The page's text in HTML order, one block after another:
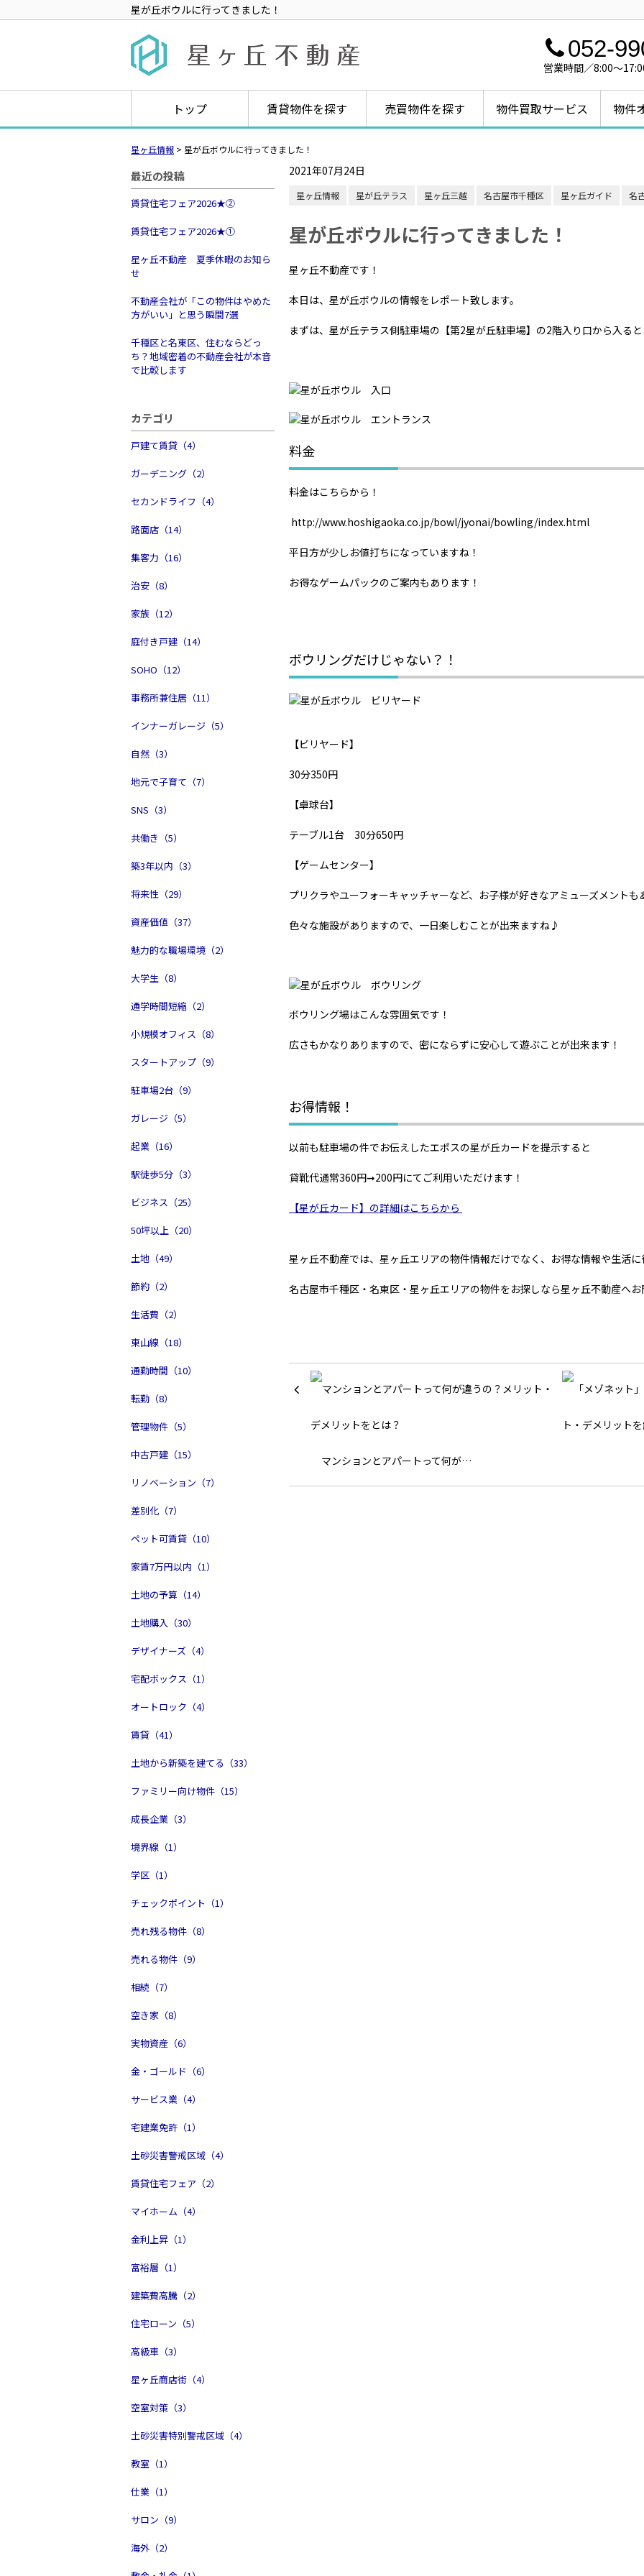
星が丘ボウルに行ってきました！
052-
営業時間／8:00～
トップ 賃貸物件を探す 売買物件を探す 物件買取サービス 物件
星ヶ丘情報 > 星が丘ボウルに行ってきました！
最近の投稿
賃貸住宅フェア2026★➁
賃貸住宅フェア2026★①
星ヶ丘不動産 夏季休暇のお知ら
せ
不動産会社が「この物件はやめた
方がいい」と思う瞬間7選
千種区と名東区、住むならどっ
ち？地域密着の不動産会社が本音
で比較します
カテゴリ
戸建て賃貸（4）
ガーデニング（2）
セカンドライフ（4）
路面店（14）
集客力（16）
治安（8）
家族（12）
庭付き戸建（14）
SOHO（12）
事務所兼住居（11）
インナーガレージ（5）
自然（3）
地元で子育て（7）
SNS（3）
共働き（5）
築3年以内（3）
将来性（29）
資産価値（37）
魅力的な職場環境（2）
大学生（8）
通学時間短縮（2）
小規模オフィス（8）
スタートアップ（9）
駐車場2台（9）
ガレージ（5）
起業（16）
駅徒歩5分（3）
ビジネス（25）
50坪以上（20）
土地（49）
節約（2）
生活費（2）
東山線（18）
通勤時間（10）
転勤（8）
管理物件（5）
中古戸建（15）
リノベーション（7）
差別化（7）
ペット可賃貸（10）
家賃7万円以内（1）
土地の予算（14）
土地購入（30）
デザイナーズ（4）
宅配ボックス（1）
オートロック（4）
賃貸（41）
土地から新築を建てる（33）
ファミリー向け物件（15）
成長企業（3）
境界線（1）
学区（1）
チェックポイント（1）
売れ残る物件（8）
売れる物件（9）
相続（7）
空き家（8）
実物資産（6）
金・ゴールド（6）
サービス業（4）
宅建業免許（1）
土砂災害警戒区域（4）
賃貸住宅フェア（2）
マイホーム（4）
金利上昇（1）
富裕層（1）
建築費高騰（2）
住宅ローン（5）
高級車（3）
星ヶ丘商店街（4）
空室対策（3）
土砂災害特別警戒区域（4）
教室（1）
仕業（1）
サロン（9）
海外（2）
2021年07月24日
星ヶ丘情報 星が丘テラス 星ヶ丘三越 名古屋市千種区 星ヶ丘ガイド 名
星が丘ボウルに行ってきました！
星ヶ丘不動産です！
本日は、星が丘ボウルの情報をレポート致します。
まずは、星が丘テラス側駐車場の【第2星が丘駐車場】の2階入り口から入ると
料金
料金はこちらから！
http://www.hoshigaoka.co.jp/bowl/jyonai/bowling/index.html
平日方が少しお値打ちになっていますね！
お得なゲームパックのご案内もあります！
ボウリングだけじゃない？！
【ビリヤード】
30分350円
【卓球台】
テーブル1台 30分650円
【ゲームセンター】
プリクラやユーフォーキャッチャーなど、お子様が好きなアミューズメントも
色々な施設がありますので、一日楽しむことが出来ますね♪
ボウリング場はこんな雰囲気です！
広さもかなりありますので、密にならずに安心して遊ぶことが出来ます！
お得情報！
以前も駐車場の件でお伝えしたエポスの星が丘カードを提示すると
貸靴代通常360円➞200円にてご利用いただけます！
【星が丘カード】の詳細はこちらから
星ヶ丘不動産では、星ヶ丘エリアの物件情報だけでなく、お得な情報や生活
名古屋市千種区・名東区・星ヶ丘エリアの物件をお探しなら星ヶ丘不動産へお
マンションとアパートって何が…